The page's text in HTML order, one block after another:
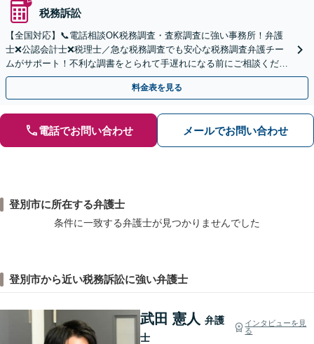
税務訴訟
【全国対応】📞電話相談OK税務調査・査察調査に強い事務所！弁護
士❌公認会計士❌税理士／急な税務調査でも安心な税務調査弁護チー
ムがサポート！不利な調書をとられて手遅れになる前にご相談くださ
い。
料金表を見る
電話でお問い合わせ メールでお問い合わせ
登別市に所在する弁護士
条件に一致する弁護士が見つかりませんでした
登別市から近い税務訴訟に強い弁護士
武田 憲人 弁護
士
インタビューを見
る